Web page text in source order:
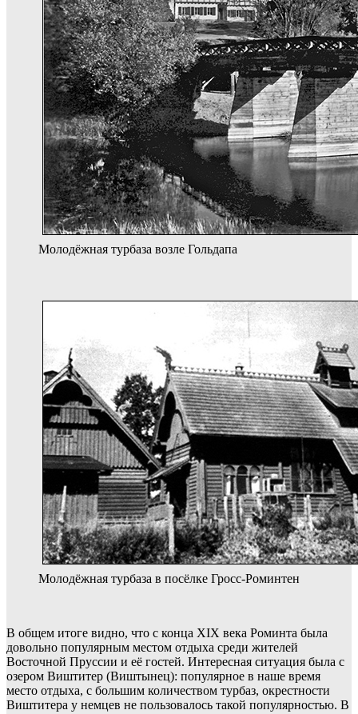
Молодёжная турбаза возле Гольдапа
Молодёжная турбаза в посёлке Гросс-Роминтен
В общем итоге видно, что с конца XIX века Роминта была
довольно популярным местом отдыха среди жителей
Восточной Пруссии и её гостей. Интересная ситуация была с
озером Виштитер (Виштынец): популярное в наше время
место отдыха, с большим количеством турбаз, окрестности
Виштитера у немцев не пользовалось такой популярностью. В